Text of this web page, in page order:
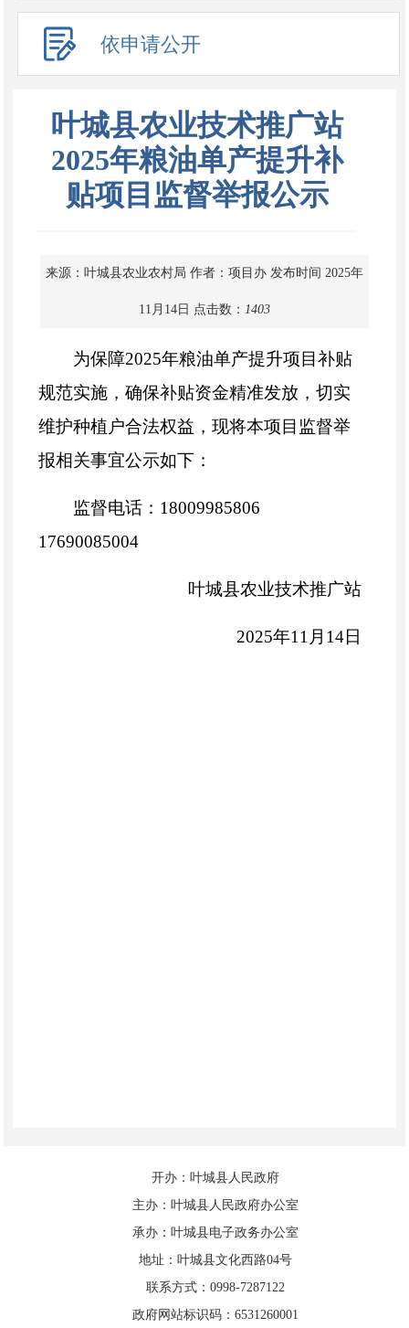
依申请公开
叶城县农业技术推广站
2025年粮油单产提升补
贴项目监督举报公示
来源：叶城县农业农村局 作者：项目办 发布时间 2025年
11月14日 点击数： 1403
为保障2025年粮油单产提升项目补贴
规范实施，确保补贴资金精准发放，切实
维护种植户合法权益，现将本项目监督举
报相关事宜公示如下：
监督电话：18009985806
17690085004
叶城县农业技术推广站
2025年11月14日
开办：叶城县人民政府
主办：叶城县人民政府办公室
承办：叶城县电子政务办公室
地址：叶城县文化西路04号
联系方式：0998-7287122
政府网站标识码：6531260001